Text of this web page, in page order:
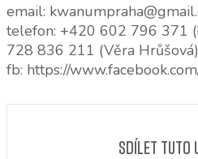
email:
telefon: +420 602 796 371
728 836 211 (Věra Hrůšová)
fb: https://
SDÍLET TUTO